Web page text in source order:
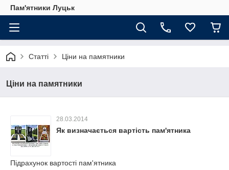
Пам'ятники Луцьк
Статті Ціни на памятники
Ціни на памятники
28.03.2014
Як визначається вартість пам'ятника
Підрахунок вартості пам'ятника